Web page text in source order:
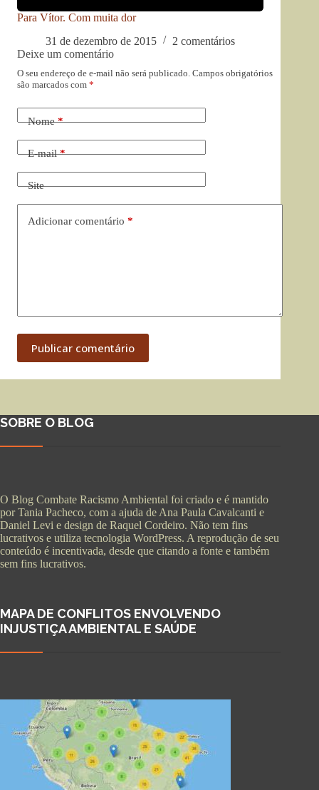
Para Vítor. Com muita dor
31 de dezembro de 2015
2 comentários
Deixe um comentário
O seu endereço de e-mail não será publicado. Campos obrigatórios
são marcados com *
Nome*
E-mail*
Site
Adicionar comentário *
Publicar comentário
SOBRE O BLOG
O Blog Combate Racismo Ambiental foi criado e é mantido
por Tania Pacheco, com a ajuda de Ana Paula Cavalcanti e
Daniel Levi e design de Raquel Cordeiro. Não tem fins
lucrativos e utiliza tecnologia WordPress. A reprodução de seu
conteúdo é incentivada, desde que citando a fonte e também
sem fins lucrativos.
MAPA DE CONFLITOS ENVOLVENDO
INJUSTIÇA AMBIENTAL E SAÚDE